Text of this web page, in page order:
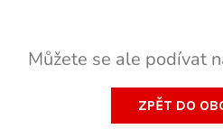
Můžete se ale podívat
ZPĚT DO